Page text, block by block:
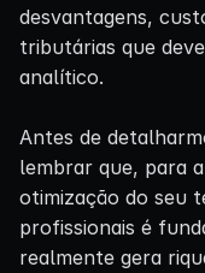
desvantagens,
tributárias que
analítico.
Antes de
lembrar que, para
otimização do seu
profissionais é
realmente gera